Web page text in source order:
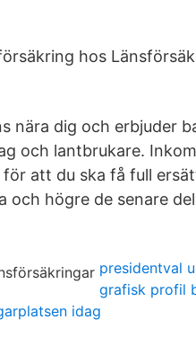
hos
nära dig och erbjuder
och lantbrukare.
att du ska få full
och högre de senare
presidentval
grafisk profil
idag